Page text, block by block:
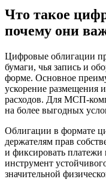
Что такое
почему они
Цифровые облигации
бумаги, чья запись и
форме. Основное
ускорение размещения
расходов. Для МСП-
на более выгодных
Облигации в формате
держателям прав
и фиксировать платежи
инструмент
значительной